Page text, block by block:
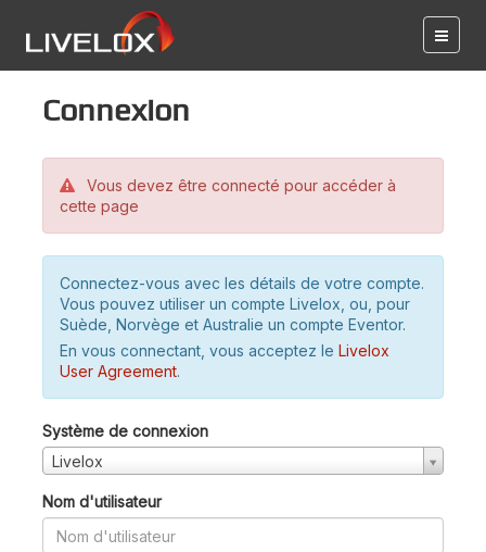
Connexion
Vous devez être connecté pour accéder à
cette page
Connectez-vous avec les détails de votre compte.
Vous pouvez utiliser un compte Livelox, ou, pour
Suède, Norvège et Australie un compte Eventor.
En vous connectant, vous acceptez le Livelox
User Agreement.
Système de connexion
Livelox
Nom d'utilisateur